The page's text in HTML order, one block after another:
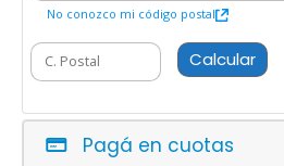
No conozco mi código postal
Calcular
Pagá en cuotas